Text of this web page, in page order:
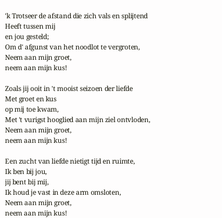
'k Trotseer de afstand die zich vals en splijtend
Heeft tussen mij
en jou gesteld;
Om d' afgunst van het noodlot te vergroten,
Neem aan mijn groet,
neem aan mijn kus!
Zoals jij ooit in 't mooist seizoen der liefde
Met groet en kus
op mij toe kwam,
Met 't vurigst hooglied aan mijn ziel ontvloden,
Neem aan mijn groet,
neem aan mijn kus!
Een zucht van liefde nietigt tijd en ruimte,
Ik ben bij jou,
jij bent bij mij,
Ik houd je vast in deze arm omsloten,
Neem aan mijn groet,
neem aan mijn kus!